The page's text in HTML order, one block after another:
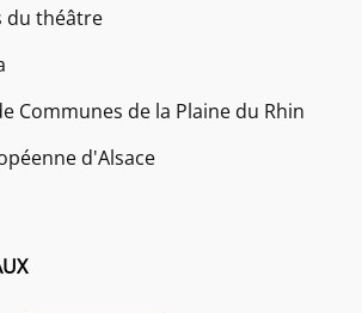
du théâtre
Communes de la Plaine du Rhin
d'Alsace